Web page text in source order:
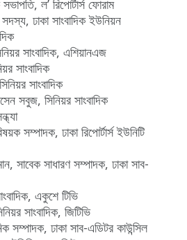
ল’ রিপোর্টার্স ফোরাম
সদস্য, ঢাকা সাংবাদিক ইউনিয়ন
সাংবাদিক, এশিয়ানএজ
সাংবাদিক
সাংবাদিক
সবুজ, সিনিয়র সাংবাদিক
সম্পাদক, ঢাকা রিপোর্টার্স ইউনিটি
সাবেক সাধারণ সম্পাদক, ঢাকা সাব-
একুশে টিভি
সাংবাদিক, জিটিভি
সম্পাদক, ঢাকা সাব-এডিটর কাউন্সিল